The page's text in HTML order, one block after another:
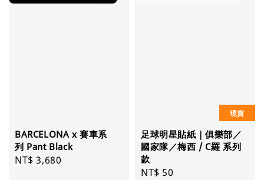
BARCELONA x 賽車系
列 Pant Black
Regular
NT$ 3,680
現貨
足球明星貼紙｜俱樂部／
國家隊／梅西 / C羅 系列
款
Regular
NT$ 50